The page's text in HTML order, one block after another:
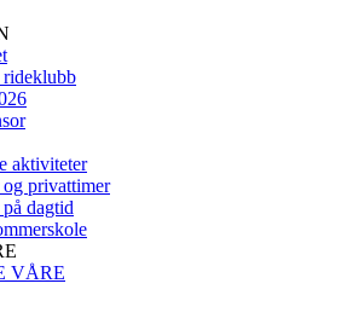
aktiviteter
privattimer
dagtid
VÅRE